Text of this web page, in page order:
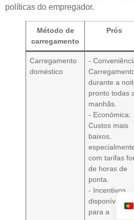
políticas do empregador.
Método de
carregamento
Prós
Carregamento
doméstico
-
durante a
pronto todas
manhãs.
- Económica:
Custos mais
baixos,
com tarifas
de horas de
ponta.
- Incentivos
disponíveis
para a